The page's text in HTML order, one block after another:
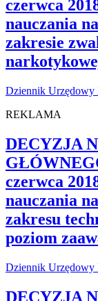
czerwca
nauczania
zakresie
Dziennik Urzędowy
REKLAMA
DECYZJA
czerwca
nauczania
zakresu
poziom
Dziennik Urzędowy
DECYZJA